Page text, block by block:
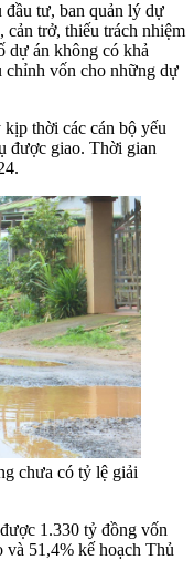
tư, ban quản lý dự
cản trở, thiếu trách nhiệm
dự án không có khả
vốn cho những dự
thời các cán bộ yếu
được giao. Thời gian
chưa có tỷ lệ giải
1.330 tỷ đồng vốn
và 51,4% kế hoạch Thủ